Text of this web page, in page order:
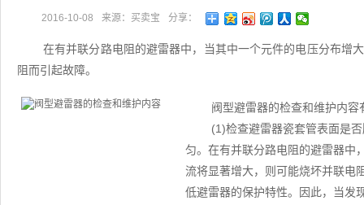
2016-10-08 来源：买卖宝 分享：
在有并联分路电阻的避雷器中，当其中一个元件的电压分布增
阻而引起故障。
阀型避雷器的检查和维护内容
(1)检查避雷器瓷套管表面是
匀。在有并联分路电阻的避雷器中
流将显著增大，则可能烧坏并联电
低避雷器的保护特性。因此，当发